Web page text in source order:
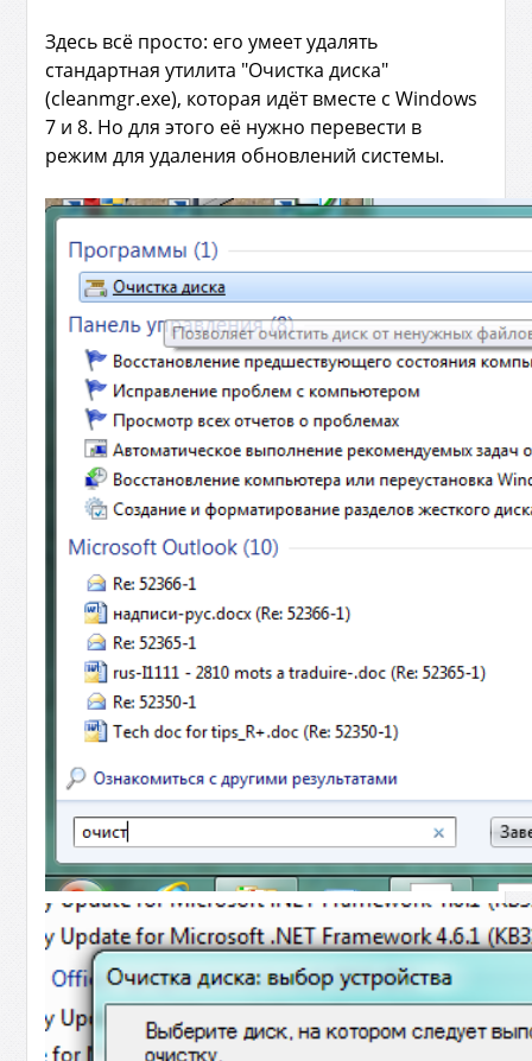
Здесь всё просто: его умеет удалять
стандартная утилита "Очистка диска"
(cleanmgr.exe), которая идёт вместе с Windows
7 и 8. Но для этого её нужно перевести в
режим для удаления обновлений системы.